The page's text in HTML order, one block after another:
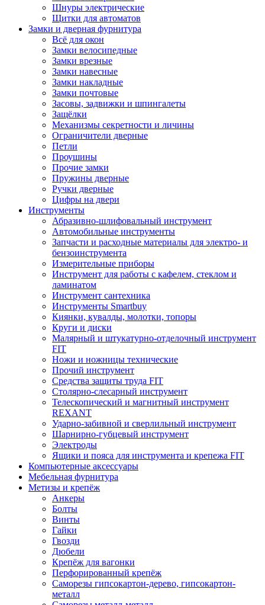
Шнуры электрические
Щитки для автоматов
Замки и дверная фурнитура
Всё для окон
Замки велосипедные
Замки врезные
Замки навесные
Замки накладные
Замки почтовые
Засовы, задвижки и шпингалеты
Защёлки
Механизмы секретности и личины
Ограничители дверные
Петли
Проушины
Прочие замки
Пружины дверные
Ручки дверные
Цифры на двери
Инструменты
Абразивно-шлифовальный инструмент
Автомобильные инструменты
Запчасти и расходные материалы для электро- и
бензоинструмента
Измерительные приборы
Инструмент для работы с кафелем, стеклом и
ламинатом
Инструмент сантехника
Инструменты Smartbuy
Киянки, кувалды, молотки, топоры
Круги и диски
Малярный и штукатурно-отделочный инструмент
FIT
Ножи и ножницы технические
Прочий инструмент
Средства защиты труда FIT
Столярно-слесарный инструмент
Телескопический и магнитный инструмент
REXANT
Ударно-забивной и сверлильный инструмент
Шарнирно-губцевый инструмент
Электроды
Ящики и пояса для инструмента и крепежа FIT
Компьютерные аксессуары
Мебельная фурнитура
Метизы и крепёж
Анкеры
Болты
Винты
Гайки
Гвозди
Дюбели
Крепёж для вагонки
Перфорированный крепёж
Саморезы гипсокартон-дерево, гипсокартон-
металл